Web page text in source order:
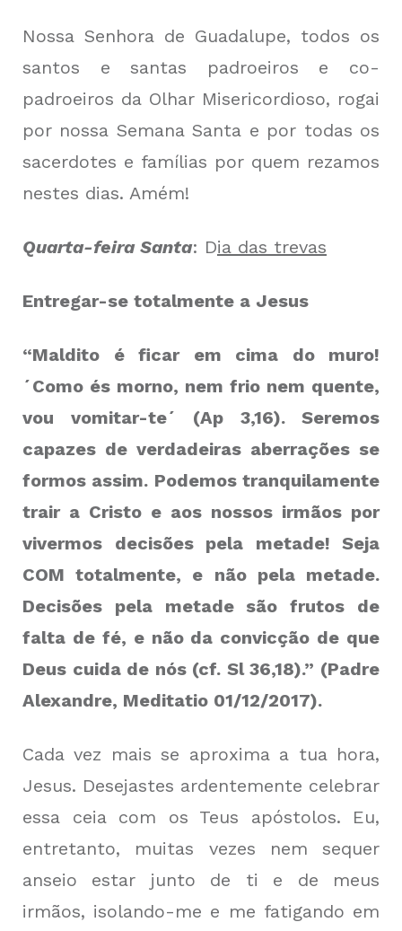
Nossa Senhora de Guadalupe, todos os
santos e santas padroeiros e co-
padroeiros da Olhar Misericordioso, rogai
por nossa Semana Santa e por todas os
sacerdotes e famílias por quem rezamos
nestes dias. Amém!
Quarta-feira Santa: Dia das trevas
Entregar-se totalmente a Jesus
“Maldito é ficar em cima do muro!
´Como és morno, nem frio nem quente,
vou vomitar-te´ (Ap 3,16). Seremos
capazes de verdadeiras aberrações se
formos assim. Podemos tranquilamente
trair a Cristo e aos nossos irmãos por
vivermos decisões pela metade! Seja
COM totalmente, e não pela metade.
Decisões pela metade são frutos de
falta de fé, e não da convicção de que
Deus cuida de nós (cf. Sl 36,18).” (Padre
Alexandre, Meditatio 01/12/2017).
Cada vez mais se aproxima a tua hora,
Jesus. Desejastes ardentemente celebrar
essa ceia com os Teus apóstolos. Eu,
entretanto, muitas vezes nem sequer
anseio estar junto de ti e de meus
irmãos, isolando-me e me fatigando em